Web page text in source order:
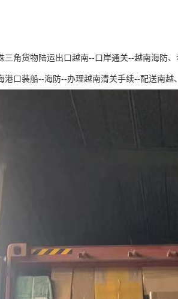
三角货物陆运出口越南--口岸通关--越南海防、
港口装船--海防--办理越南清关手续--配送南越